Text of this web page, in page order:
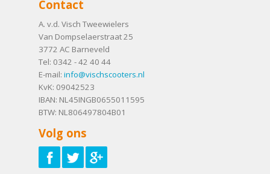
Contact
A. v.d. Visch Tweewielers
Van Dompselaerstraat 25
3772 AC Barneveld
Tel: 0342 - 42 40 44
E-mail: info@vischscooters.nl
KvK: 09042523
IBAN: NL45INGB0655011595
BTW: NL806497804B01
Volg ons